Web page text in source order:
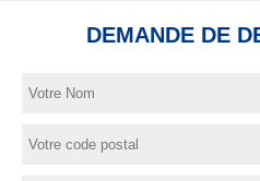
DEMANDE DE